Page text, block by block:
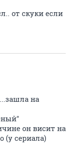
от скуки если
на
он висит на
(у сериала)